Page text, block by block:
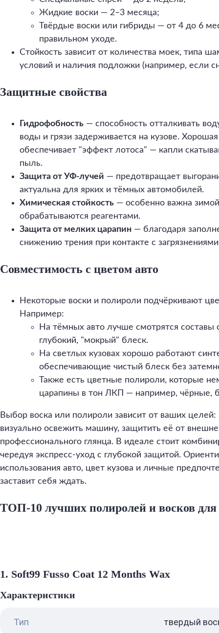
Жидкие воски — 2–3 месяца;
Твёрдые воски или гибриды — от 4 до 6
правильном уходе.
Стойкость зависит от количества моек, типа
условий и наличия подложки (например, если
Защитные свойства
Гидрофобность — способность отталкивать
воды и грязи задерживается на кузове.
обеспечивает "эффект лотоса" — капли
пыль.
Защита от УФ-лучей — предотвращает
актуальна для ярких и тёмных автомобилей.
Химическая стойкость — особенно важна
обрабатываются реагентами.
Защита от мелких царапин — благодаря
снижению трения при контакте с
Совместимость с цветом авто
Некоторые воски и полироли подчёркивают
Например:
На тёмных авто лучше смотрятся составы
глубокий, "мокрый" блеск.
На светлых кузовах хорошо работают
обеспечивающие чистый блеск без
Также есть цветные полироли, которые
царапины в тон ЛКП — например, чёрные,
Выбор воска или полироли зависит от ваших целей:
визуально освежить машину, защитить её от
профессионального глянца. В идеале стоит
чередуя экспресс-уход с глубокой защитой.
использования авто, цвет кузова и личные
заставит себя ждать.
ТОП-10 лучших полиролей и восков для
1. Soft99 Fusso Coat 12 Months Wax
Характеристики
Тип твердый